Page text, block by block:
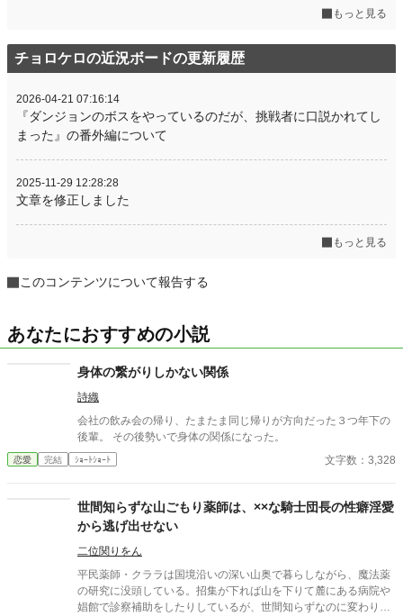
もっと見る
チョロケロの近況ボードの更新履歴
2026-04-21 07:16:14
『ダンジョンのボスをやっているのだが、挑戦者に口説かれてし
まった』の番外編について
2025-11-29 12:28:28
文章を修正しました
もっと見る
このコンテンツについて報告する
あなたにおすすめの小説
身体の繋がりしかない関係
詩織
会社の飲み会の帰り、たまたま同じ帰りが方向だった３つ年下の
後輩。 その後勢いで身体の関係になった。
恋愛 完結 ｼｮｰﾄｼｮｰﾄ 文字数：3,328
世間知らずな山ごもり薬師は、××な騎士団長の性癖淫愛
から逃げ出せない
二位関りをん
平民薬師・クララは国境沿いの深い山奥で暮らしながら、魔法薬
の研究に没頭している。招集が下れば山を下りて麓にある病院や
娼館で診察補助をしたりしているが、世間知らずなのに変わりは